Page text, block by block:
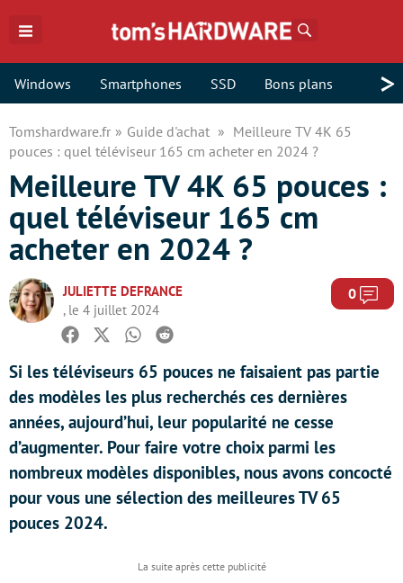
Windows Smartphones SSD Bons plans >
Tomshardware.fr Guide d'achat
Meilleure TV 4K 65
pouces : quel téléviseur 165 cm acheter en 2024 ?
Meilleure TV 4K 65 pouces :
quel téléviseur 165 cm
acheter en 2024 ?
JULIETTE DEFRANCE
, le 4 juillet 2024
0
Facebook
TwitterWhatsapp
Reddit
Si les téléviseurs 65 pouces ne faisaient pas partie
des modèles les plus recherchés ces dernières
années, aujourd’hui, leur popularité ne cesse
d’augmenter. Pour faire votre choix parmi les
nombreux modèles disponibles, nous avons concocté
pour vous une sélection des meilleures TV 65
pouces 2024.